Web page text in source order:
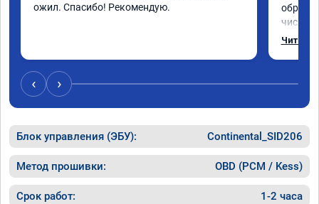
ожил. Спасибо! Рекомендую.
число,
важно
Читать
‹ ›
Блок управления (ЭБУ): Continental_SID206
Метод прошивки: OBD (PCM / Kess)
Срок работ: 1-2 часа